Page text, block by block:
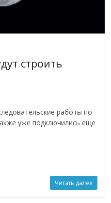
строить
работы по
уже подключились еще
Читать далее